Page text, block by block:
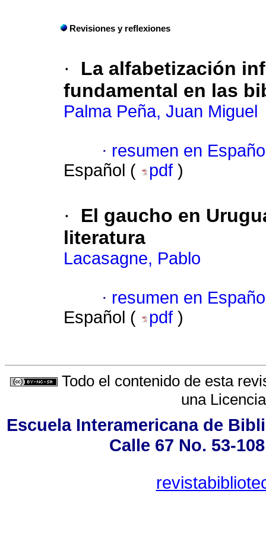
Revisiones y reflexiones
·
La alfabetización
fundamental en las
Palma Peña, Juan Miguel
· resumen en
Español (
pdf )
·
El gaucho en
literatura
Lacasagne, Pablo
· resumen en
Español (
pdf )
Todo el contenido de esta
una
Escuela Interamericana de
Calle 67 No. 53-